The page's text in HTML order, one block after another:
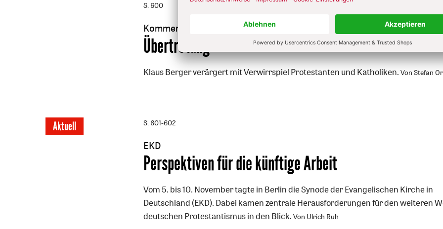
S. 600
Kommentar
:
Übertretung
Klaus Berger verärgert mit Verwirrspiel Protestanten und Katholiken. Von Stefan
Aktuell S. 601-602
EKD
:
Perspektiven für die künftige Arbeit
Vom 5. bis 10. November tagte in Berlin die Synode der Evangelischen Kirche in
Deutschland (EKD). Dabei kamen zentrale Herausforderungen für den weiteren
deutschen Protestantismus in den Blick. Von Ulrich Ruh